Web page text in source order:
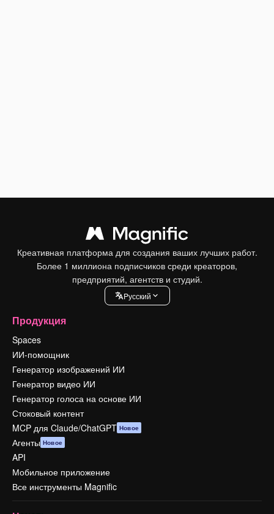
Креативная платформа для создания ваших лучших работ.
Более 1 миллиона подписчиков среди креаторов,
предприятий, агентств и студий.
Pусский
Продукция
Spaces
ИИ-помощник
Генератор изображений ИИ
Генератор видео ИИ
Генератор голоса на основе ИИ
Стоковый контент
MCP для Claude/ChatGPT Новое
Агенты Новое
API
Мобильное приложение
Все инструменты Magnific